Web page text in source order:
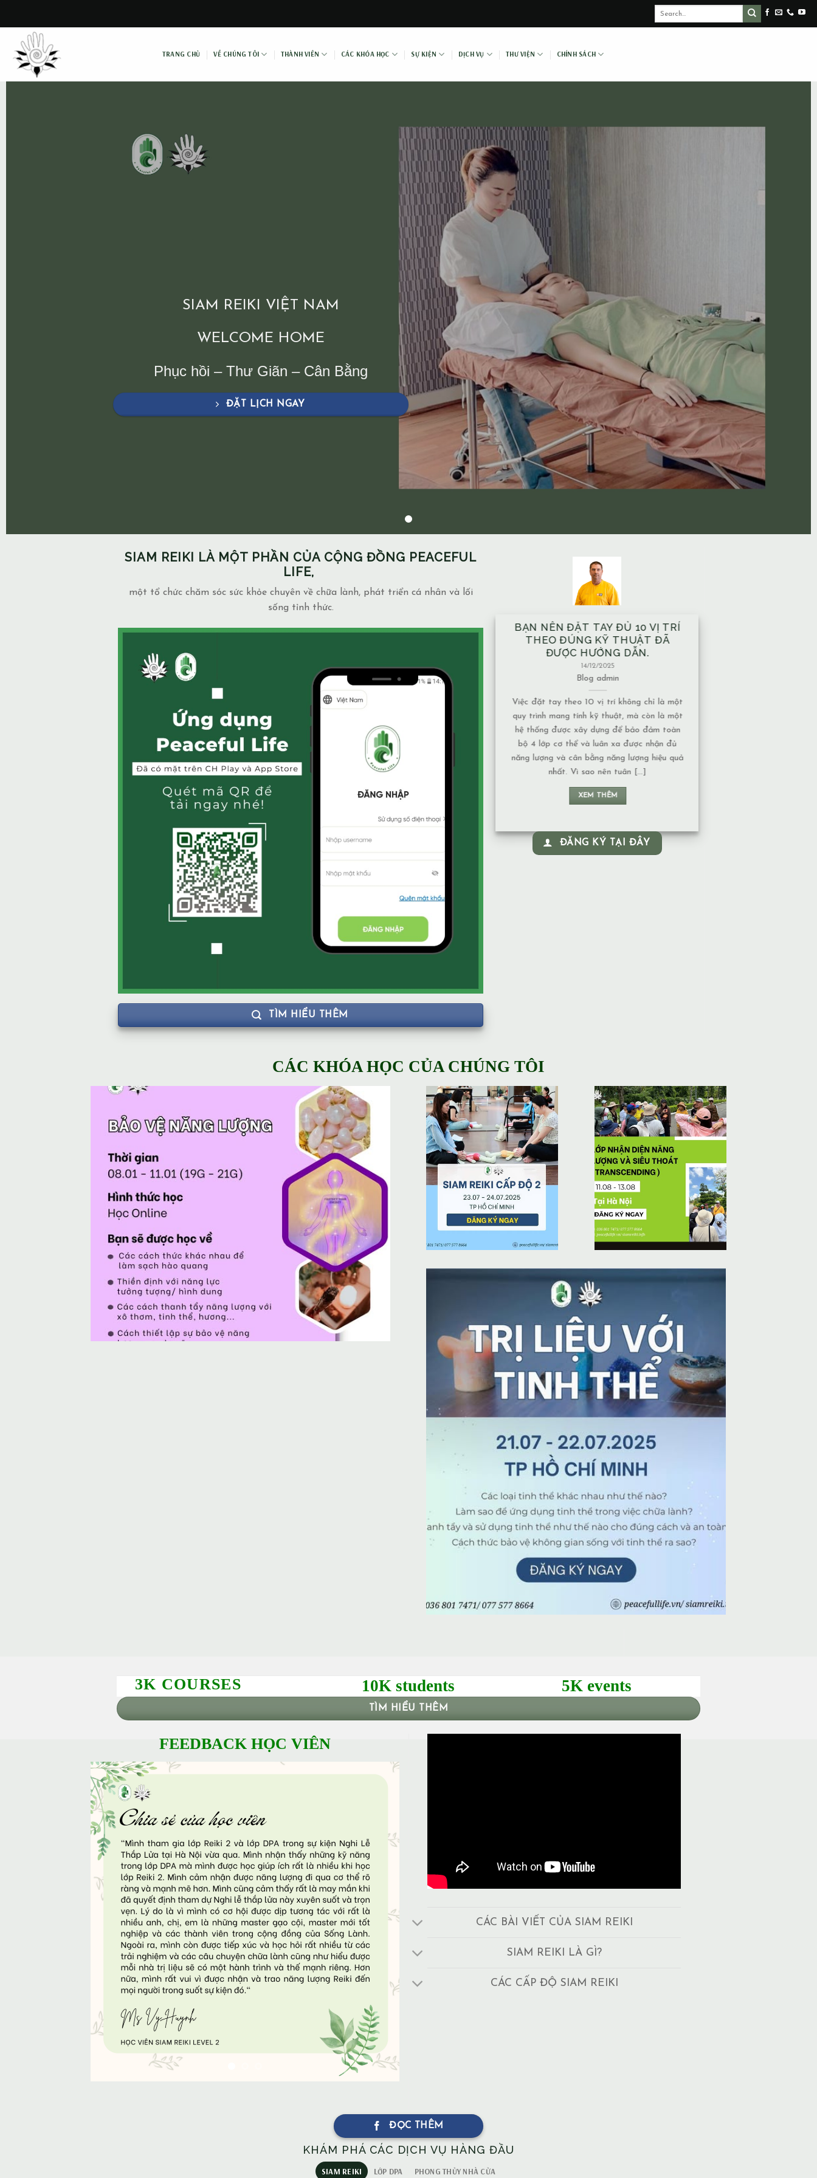
content
TRANG CHỦ VỀ CHÚNG TÔI THÀNH VIÊN CÁC KHÓA HỌC SỰ KIỆN DỊCH VỤ THƯ VIỆN CHÍNH SÁCH
SIAM REIKI VIỆT NAM
WELCOME HOME
Phục hồi – Thư Giãn – Cân Bằng
ĐẶT LỊCH NGAY
SIAM REIKI LÀ MỘT PHẦN CỦA CỘNG ĐỒNG PEACEFUL
LIFE,
một tổ chức chăm sóc sức khỏe chuyên về chữa lành, phát triển cá nhân và lối
sống tỉnh thức.
TÌM HIỂU THÊM
BẠN NÊN ĐẶT TAY ĐỦ 10 VỊ TRÍ
14/12/2025
Blogadmin
Việc đặt tay theo 10 vị trí không chỉ là một
hệ thống được xây dựng để bảo đảm toàn
bộ 4 lớp cơ thể và luân xa được nhận đủ
năng lượng và cân bằng năng lượng hiệu quả
nhất. Vì sao nên tuân [...]
XEM THÊM
NHÀ XÂY TRÊN MẠCH NƯỚC
NGẦM CÓ ẢNH HƯỞNG GÌ VỀ
MẶT NĂNG LƯỢNG KHÔNG?
13/12/2025
Blogadmin
Mạch nước ngầm có nhiều dạng khác nhau,
và mức độ ảnh hưởng về năng lượng cũng
phụ thuộc vào tính chất của nguồn nước: 1.
Nước chảy hay nước đọng – Nếu là nước
chảy, năng lượng thường chuyển động liên
tục nên không tạo ra ứ đọng. – Nếu là nước
đọng, lâu [...]
ĐĂNG KÝ TẠI ĐÂY
CÁC KHÓA HỌC CỦA CHÚNG TÔI
3K COURSES 10K students 5K events
TÌM HIỂU THÊM
FEEDBACK HỌC VIÊN
CÁC BÀI VIẾT CỦA SIAM REIKI
SIAM REIKI LÀ GÌ?
CÁC CẤP ĐỘ SIAM REIKI
ĐỌC THÊM
KHÁM PHÁ CÁC DỊCH VỤ HÀNG ĐẦU
SIAM REIKI